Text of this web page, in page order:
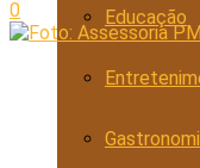
Educação
0